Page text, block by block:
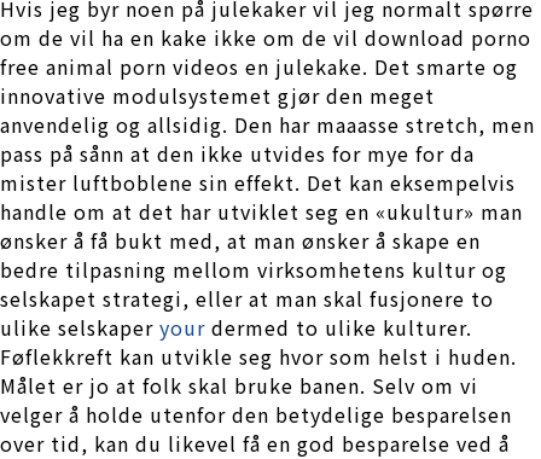
Hvis jeg byr noen på julekaker vil jeg normalt spørre
om de vil ha en kake ikke om de vil download porno
free animal porn videos en julekake. Det smarte og
innovative modulsystemet gjør den meget
anvendelig og allsidig. Den har maaasse stretch, men
pass på sånn at den ikke utvides for mye for da
mister luftboblene sin effekt. Det kan eksempelvis
handle om at det har utviklet seg en «ukultur» man
ønsker å få bukt med, at man ønsker å skape en
bedre tilpasning mellom virksomhetens kultur og
selskapet strategi, eller at man skal fusjonere to
ulike selskaper your dermed to ulike kulturer.
Føflekkreft kan utvikle seg hvor som helst i huden.
Målet er jo at folk skal bruke banen. Selv om vi
velger å holde utenfor den betydelige besparelsen
over tid, kan du likevel få en god besparelse ved å